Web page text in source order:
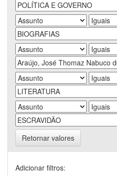
Retornar valores
Adicionar filtros: